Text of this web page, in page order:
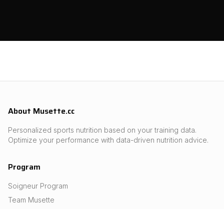
About Musette.cc
Personalized sports nutrition based on your training data.
Optimize your performance with data-driven nutrition advice.
Program
Soigneur Program
Team Musette